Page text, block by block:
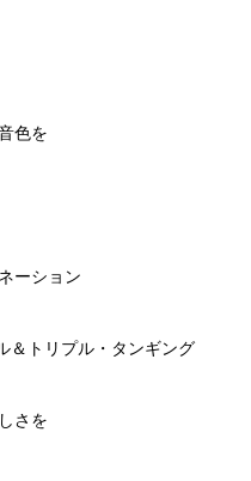
色を
ーション
＆トリプル・タンギング
さを